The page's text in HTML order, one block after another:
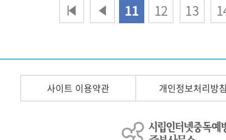
11 12 13
맨끝
사이트 이용약관 개인정보처리방